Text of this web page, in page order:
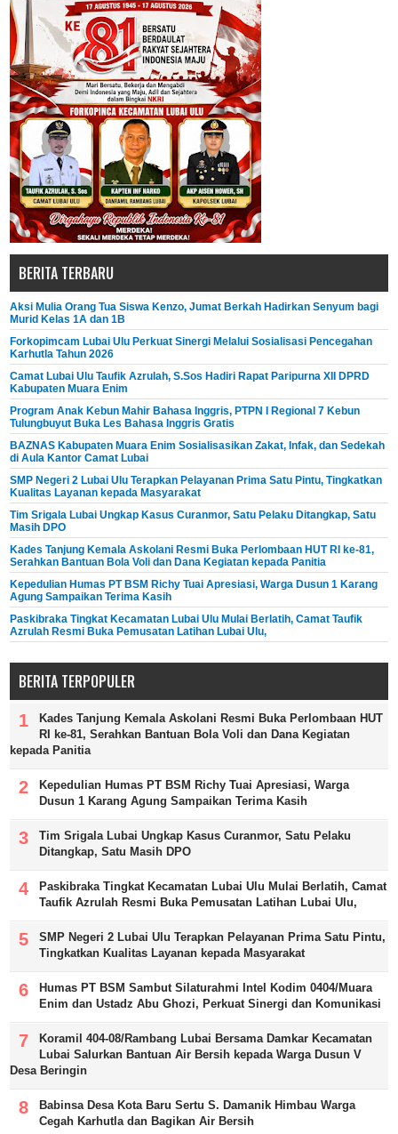
BERITA TERBARU
Aksi Mulia Orang Tua Siswa Kenzo, Jumat Berkah Hadirkan Senyum bagi
Murid Kelas 1A dan 1B
Forkopimcam Lubai Ulu Perkuat Sinergi Melalui Sosialisasi Pencegahan
Karhutla Tahun 2026
Camat Lubai Ulu Taufik Azrulah, S.Sos Hadiri Rapat Paripurna XII DPRD
Kabupaten Muara Enim
Program Anak Kebun Mahir Bahasa Inggris, PTPN I Regional 7 Kebun
Tulungbuyut Buka Les Bahasa Inggris Gratis
BAZNAS Kabupaten Muara Enim Sosialisasikan Zakat, Infak, dan Sedekah
di Aula Kantor Camat Lubai
SMP Negeri 2 Lubai Ulu Terapkan Pelayanan Prima Satu Pintu, Tingkatkan
Kualitas Layanan kepada Masyarakat
Tim Srigala Lubai Ungkap Kasus Curanmor, Satu Pelaku Ditangkap, Satu
Masih DPO
Kades Tanjung Kemala Askolani Resmi Buka Perlombaan HUT RI ke-81,
Serahkan Bantuan Bola Voli dan Dana Kegiatan kepada Panitia
Kepedulian Humas PT BSM Richy Tuai Apresiasi, Warga Dusun 1 Karang
Agung Sampaikan Terima Kasih
Paskibraka Tingkat Kecamatan Lubai Ulu Mulai Berlatih, Camat Taufik
Azrulah Resmi Buka Pemusatan Latihan Lubai Ulu,
BERITA TERPOPULER
Kades Tanjung Kemala Askolani Resmi Buka Perlombaan HUT
RI ke-81, Serahkan Bantuan Bola Voli dan Dana Kegiatan
kepada Panitia
Kepedulian Humas PT BSM Richy Tuai Apresiasi, Warga
Dusun 1 Karang Agung Sampaikan Terima Kasih
Tim Srigala Lubai Ungkap Kasus Curanmor, Satu Pelaku
Ditangkap, Satu Masih DPO
Paskibraka Tingkat Kecamatan Lubai Ulu Mulai Berlatih, Camat
Taufik Azrulah Resmi Buka Pemusatan Latihan Lubai Ulu,
SMP Negeri 2 Lubai Ulu Terapkan Pelayanan Prima Satu Pintu,
Tingkatkan Kualitas Layanan kepada Masyarakat
Humas PT BSM Sambut Silaturahmi Intel Kodim 0404/Muara
Enim dan Ustadz Abu Ghozi, Perkuat Sinergi dan Komunikasi
Koramil 404-08/Rambang Lubai Bersama Damkar Kecamatan
Lubai Salurkan Bantuan Air Bersih kepada Warga Dusun V
Desa Beringin
Babinsa Desa Kota Baru Sertu S. Damanik Himbau Warga
Cegah Karhutla dan Bagikan Air Bersih